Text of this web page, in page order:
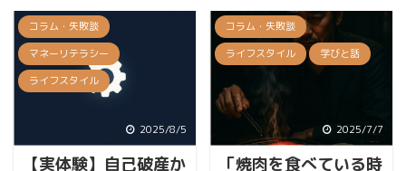
本記事はプロモーション
(アフィリエイト広告)を
含みます。 結論:比較の
結果は? とにかく安く試
したいなら278円の
COLLECTION」、レビュ
ー数の多さで安心して選
ちょっとした時間のちょ
っと小話。 意味があるの
かないのか知識沼
KINAKOが最近のことを
コーヒーでも飲みなが
ら。 本日の沼は「コジコ
ジ哲学」 きなこ無駄を省
いて無駄なことする
コラム・失敗談
マネーリテラシー
ライフスタイル
2025/8/5
【実体験】自己破産か
コラム・失敗談
ライフスタイル
学びと話
2025/7/7
「焼肉を食べている時